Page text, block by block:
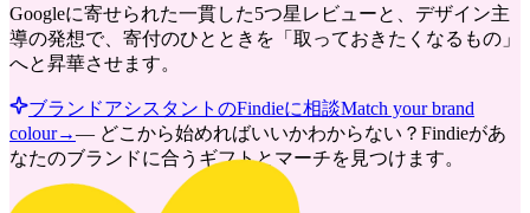
Googleに寄せられた一貫した5つ星レビューと、デザイン主
導の発想で、寄付のひとときを「取っておきたくなるもの」
へと昇華させます。
ブランドアシスタントのFindieに相談Match your brand
colour→— どこから始めればいいかわからない？Findieがあ
なたのブランドに合うギフトとマーチを見つけます。